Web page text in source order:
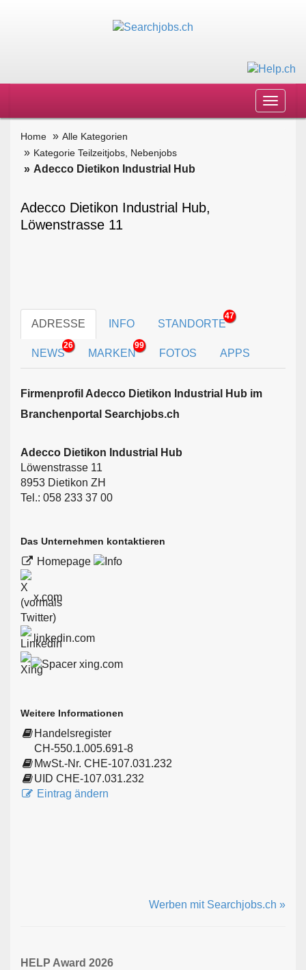
Toggle
Home
Alle Kategorien
Kategorie Teilzeitjobs, Nebenjobs
Adecco Dietikon Industrial Hub
Adecco Dietikon Industrial Hub,
Löwenstrasse 11
ADRESSE INFO STANDORTE
47
NEWS
26
MARKEN
99
FOTOS APPS
Firmen­profil Adecco Dietikon Industrial Hub im
Branchen­portal Searchjobs.ch
Adecco Dietikon Industrial Hub
Löwenstrasse 11
8953 Dietikon ZH
Tel.: 058 233 37 00
Das Unternehmen kontaktieren
Homepage
x.com
linkedin.com
xing.com
Weitere Informationen
Handelsregister
CH-550.1.005.691-8
MwSt.-Nr. CHE-107.031.232
UID CHE-107.031.232
Eintrag ändern
Werben mit Searchjobs.ch »
HELP Award 2026